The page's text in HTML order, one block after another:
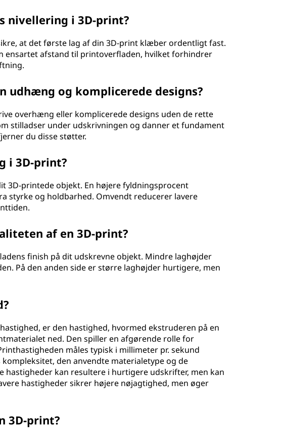
nivellering i 3D-print?
at det første lag af din 3D-print klæber ordentligt fast.
ensartet afstand til printoverfladen, hvilket forhindrer
udhæng og komplicerede designs?
overhæng eller komplicerede designs uden de rette
stilladser under udskrivningen og danner et fundament
du disse støtter.
i 3D-print?
3D-printede objekt. En højere fyldningsprocent
styrke og holdbarhed. Omvendt reducerer lavere
af en 3D-print?
finish på dit udskrevne objekt. Mindre laghøjder
På den anden side er større laghøjder hurtigere, men
er den hastighed, hvormed ekstruderen på en
ned. Den spiller en afgørende rolle for
måles typisk i millimeter pr. sekund
den anvendte materialetype og de
hastigheder kan resultere i hurtigere udskrifter, men kan
hastigheder sikrer højere nøjagtighed, men øger
3D-print?